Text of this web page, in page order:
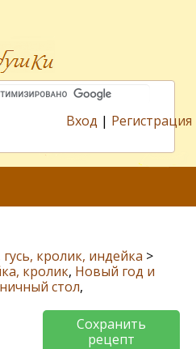
Вход | Регистрация
кролик, индейка >
кролик, Новый год и
стол,
Сохранить
рецепт